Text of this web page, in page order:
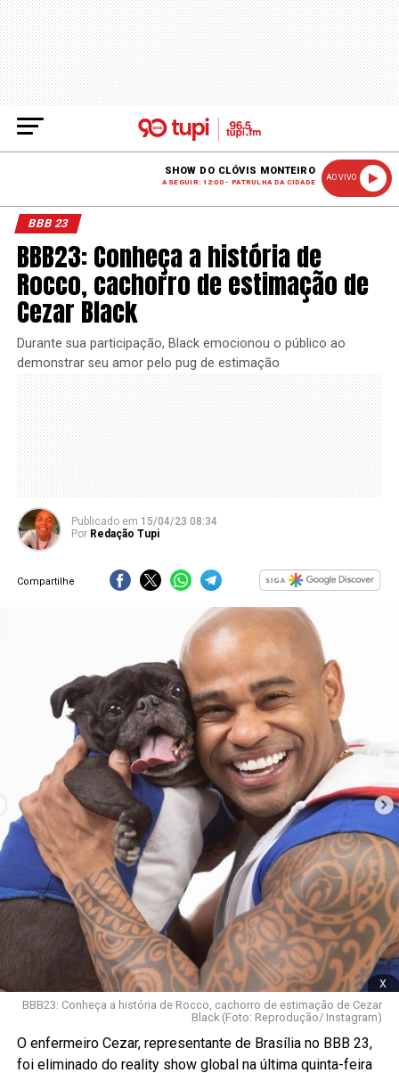
SHOW DO CLÓVIS MONTEIRO
A SEGUIR: 12:00 - PATRULHA DA CIDADE
AO VIVO
BBB 23
BBB23: Conheça a história de
Rocco, cachorro de estimação de
Cezar Black
Durante sua participação, Black emocionou o público ao
demonstrar seu amor pelo pug de estimação
Publicado em 15/04/23 08:34
Por Redação Tupi
Compartilhe
x
BBB23: Conheça a história de Rocco, cachorro de estimação de Cezar
Black (Foto: Reprodução/ Instagram)
O enfermeiro Cezar, representante de Brasília no BBB 23,
foi eliminado do reality show global na última quinta-feira